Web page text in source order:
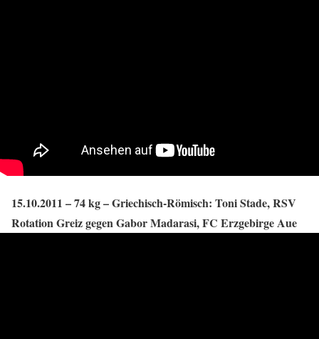
15.10.2011 – 74 kg – Griechisch-Römisch: Toni Stade, RSV
Rotation Greiz gegen Gabor Madarasi, FC Erzgebirge Aue